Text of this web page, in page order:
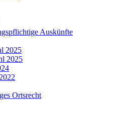
Auskünfte
2025
2025
Ortsrecht